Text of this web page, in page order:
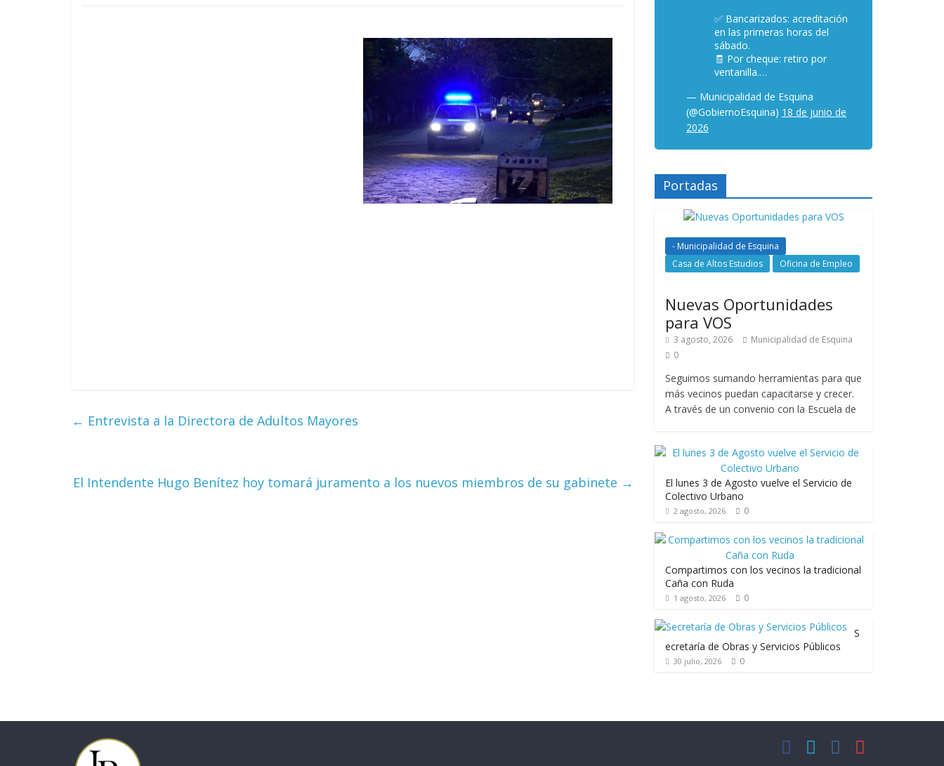
← Entrevista a la Directora de Adultos Mayores
El Intendente Hugo Benítez hoy tomará juramento a los nuevos miembros de su gabinete →
✅ Bancarizados: acreditación
en las primeras horas del
sábado.
🧾 Por cheque: retiro por
ventanilla.…
— Municipalidad de Esquina
(@GobiernoEsquina) 18 de junio de
2026
Portadas
- Municipalidad de Esquina
Casa de Altos Estudios
Oficina de Empleo
Nuevas Oportunidades
para VOS
3 agosto, 2026
Municipalidad de Esquina
0
Seguimos sumando herramientas para que
más vecinos puedan capacitarse y crecer.
A través de un convenio con la Escuela de
El lunes 3 de Agosto vuelve el Servicio de
Colectivo Urbano
2 agosto, 2026 0
Compartimos con los vecinos la tradicional
Caña con Ruda
1 agosto, 2026 0
S
ecretaría de Obras y Servicios Públicos
30 julio, 2026 0